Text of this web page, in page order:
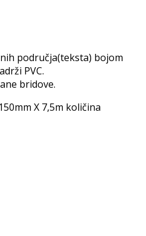
područja(teksta) bojom
PVC.
bridove.
X 7,5m količina